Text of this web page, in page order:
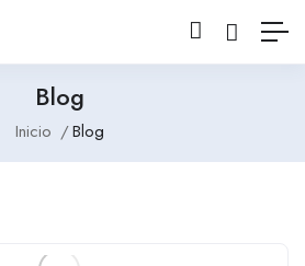
Blog
Inicio Blog